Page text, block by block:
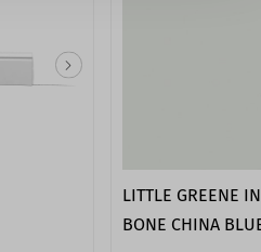
LITTLE GREENE
BONE CHINA